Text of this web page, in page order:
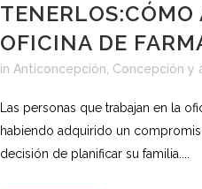
TENERLOS:CÓMO
OFICINA DE
in Anticoncepción Concepción y
Las personas que trabajan en la
habiendo adquirido un
decisión de planificar su familia....